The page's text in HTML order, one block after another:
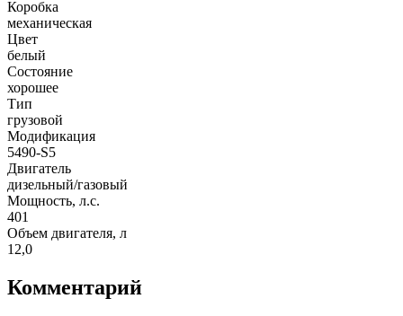
Коробка
механическая
Цвет
белый
Состояние
хорошее
Тип
грузовой
Модификация
5490-S5
Двигатель
дизельный/газовый
Мощность, л.с.
401
Объем двигателя, л
12,0
Комментарий